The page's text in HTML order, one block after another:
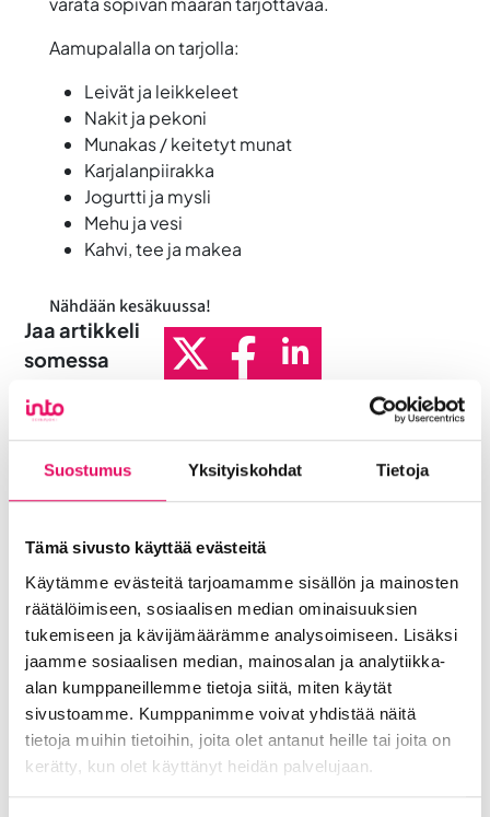
Suostumus Yksityiskohdat Tietoja
Tämä sivusto käyttää evästeitä
Käytämme evästeitä tarjoamamme sisällön ja mainosten
räätälöimiseen, sosiaalisen median ominaisuuksien
tukemiseen ja kävijämäärämme analysoimiseen. Lisäksi
jaamme sosiaalisen median, mainosalan ja analytiikka-
alan kumppaneillemme tietoja siitä, miten käytät
sivustoamme. Kumppanimme voivat yhdistää näitä
tietoja muihin tietoihin, joita olet antanut heille tai joita on
kerätty, kun olet käyttänyt heidän palvelujaan.
Aamupalalla on tarjolla:
Leivät ja leikkeleet
Nakit ja pekoni
Munakas / keitetyt munat
Karjalanpiirakka
Jogurtti ja mysli
Mehu ja vesi
Kahvi, tee ja makea
Nähdään kesäkuussa!
Jaa artikkeli
somessa
Siirry Uutiset-sivulle
Uutiskategoriat
Blogi Digitalisaatio
Ekosysteemi
Into työpaikkana
Kansainvälistyminen
Liikeidea ja yrityksen perustaminen
Liiketoiminnan valmennukset
Sijoittuminen Seinäjoelle
Startup-yrittäjyys
Tallenteet
Tapahtumat
Töihin Seinäjoelle
Toimitilat ja tontit
Uutiset
Vastuullisuus
Yrittäjätarinat
Yrityskaupat
Yritysneuvonta
Yritysrahoitus
Yritysuutiset
Uusimmat uutiset
Liiketoiminta lentoon -